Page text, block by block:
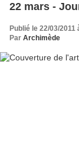
22 mars -
Publié le 22/03/2011
Par Archimède